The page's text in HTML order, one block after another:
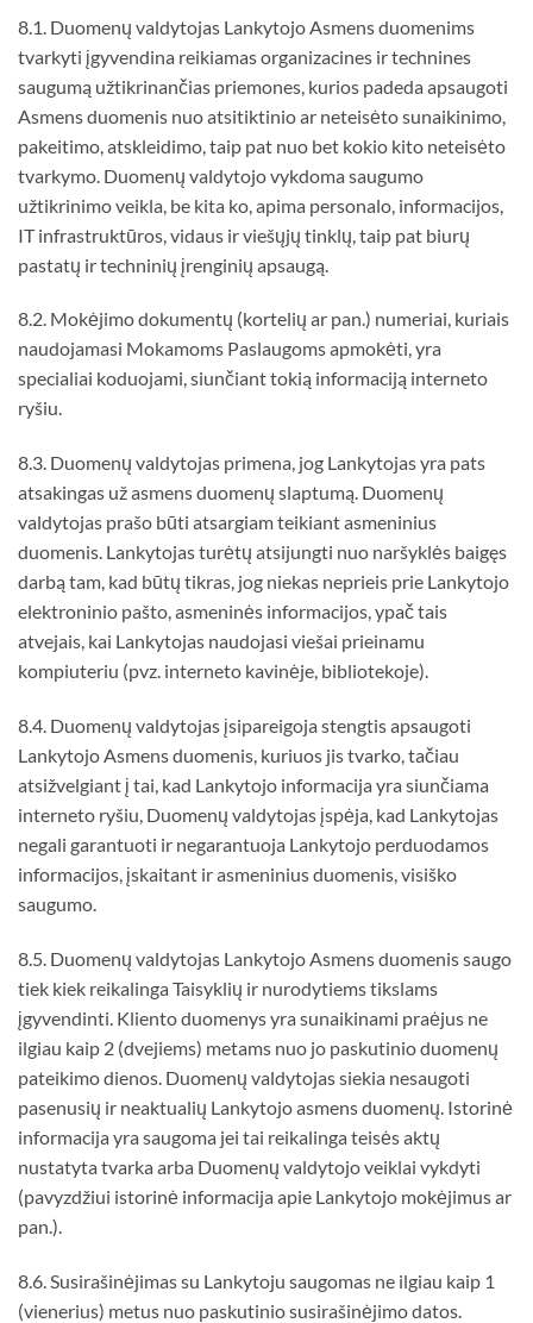
8.1. Duomenų valdytojas Lankytojo Asmens duomenims
tvarkyti įgyvendina reikiamas organizacines ir technines
saugumą užtikrinančias priemones, kurios padeda apsaugoti
Asmens duomenis nuo atsitiktinio ar neteisėto sunaikinimo,
pakeitimo, atskleidimo, taip pat nuo bet kokio kito neteisėto
tvarkymo. Duomenų valdytojo vykdoma saugumo
užtikrinimo veikla, be kita ko, apima personalo, informacijos,
IT infrastruktūros, vidaus ir viešųjų tinklų, taip pat biurų
pastatų ir techninių įrenginių apsaugą.
8.2. Mokėjimo dokumentų (kortelių ar pan.) numeriai, kuriais
naudojamasi Mokamoms Paslaugoms apmokėti, yra
specialiai koduojami, siunčiant tokią informaciją interneto
ryšiu.
8.3. Duomenų valdytojas primena, jog Lankytojas yra pats
atsakingas už asmens duomenų slaptumą. Duomenų
valdytojas prašo būti atsargiam teikiant asmeninius
duomenis. Lankytojas turėtų atsijungti nuo naršyklės baigęs
darbą tam, kad būtų tikras, jog niekas neprieis prie Lankytojo
elektroninio pašto, asmeninės informacijos, ypač tais
atvejais, kai Lankytojas naudojasi viešai prieinamu
kompiuteriu (pvz. interneto kavinėje, bibliotekoje).
8.4. Duomenų valdytojas įsipareigoja stengtis apsaugoti
Lankytojo Asmens duomenis, kuriuos jis tvarko, tačiau
atsižvelgiant į tai, kad Lankytojo informacija yra siunčiama
interneto ryšiu, Duomenų valdytojas įspėja, kad Lankytojas
negali garantuoti ir negarantuoja Lankytojo perduodamos
informacijos, įskaitant ir asmeninius duomenis, visiško
saugumo.
8.5. Duomenų valdytojas Lankytojo Asmens duomenis saugo
tiek kiek reikalinga Taisyklių ir nurodytiems tikslams
įgyvendinti. Kliento duomenys yra sunaikinami praėjus ne
ilgiau kaip 2 (dvejiems) metams nuo jo paskutinio duomenų
pateikimo dienos. Duomenų valdytojas siekia nesaugoti
pasenusių ir neaktualių Lankytojo asmens duomenų. Istorinė
informacija yra saugoma jei tai reikalinga teisės aktų
nustatyta tvarka arba Duomenų valdytojo veiklai vykdyti
(pavyzdžiui istorinė informacija apie Lankytojo mokėjimus ar
pan.).
8.6. Susirašinėjimas su Lankytoju saugomas ne ilgiau kaip 1
(vienerius) metus nuo paskutinio susirašinėjimo datos.